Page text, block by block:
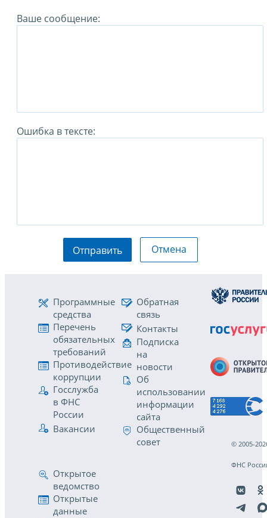
Ваше сообщение:
Ошибка в тексте:
Отправить Отмена
Программные
средства
Перечень
обязательных
требований
Противодействие
коррупции
Госслужба
в ФНС
России
Вакансии
Обратная
связь
Контакты
Подписка
на
новости
Об
использовании
информации
сайта
Общественный
совет
Открытое
ведомство
Открытые
данные
© 2005-
ФНС